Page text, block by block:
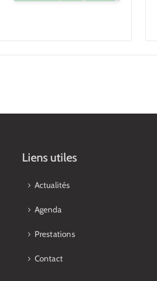
Liens utiles
Actualités
Agenda
Prestations
Contact